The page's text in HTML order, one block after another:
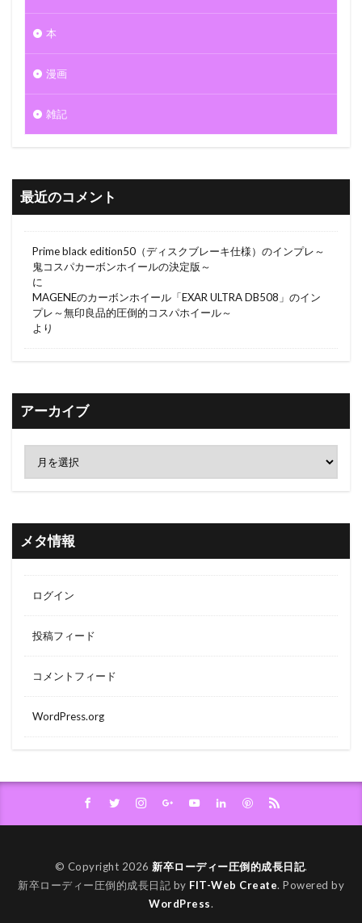
本
漫画
雑記
最近のコメント
Prime black edition50（ディスクブレーキ仕様）のインプレ～
鬼コスパカーボンホイールの決定版～
に
MAGENEのカーボンホイール「EXAR ULTRA DB508」のイン
プレ～無印良品的圧倒的コスパホイール～
より
アーカイブ
メタ情報
ログイン
投稿フィード
コメントフィード
WordPress.org
© Copyright 2026 新卒ローディー圧倒的成長日記.
新卒ローディー圧倒的成長日記 by FIT-Web Create. Powered by
WordPress.